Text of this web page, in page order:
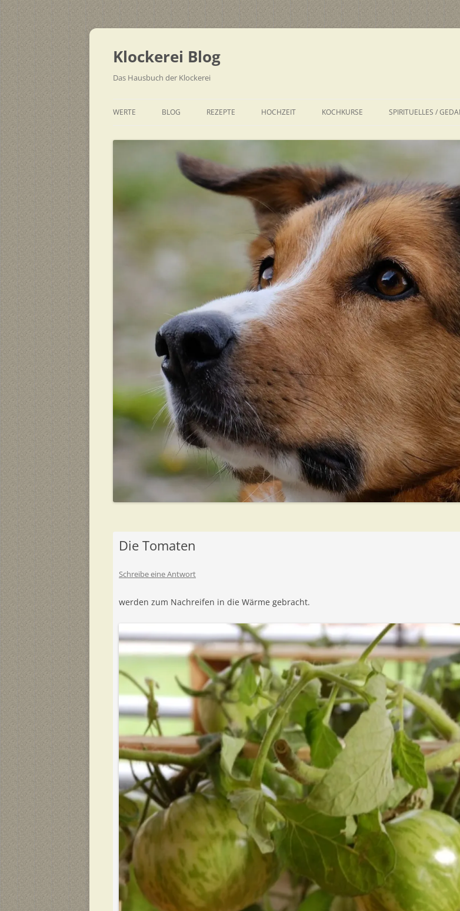
Zum
springen
Klockerei Blog
Das Hausbuch der Klockerei
WERTE BLOG REZEPTE
EINFACH
HOCHZEIT KOCHKURSE SPIRITUELLES /
Die Tomaten
Schreibe eine Antwort
werden zum Nachreifen in die Wärme gebracht.